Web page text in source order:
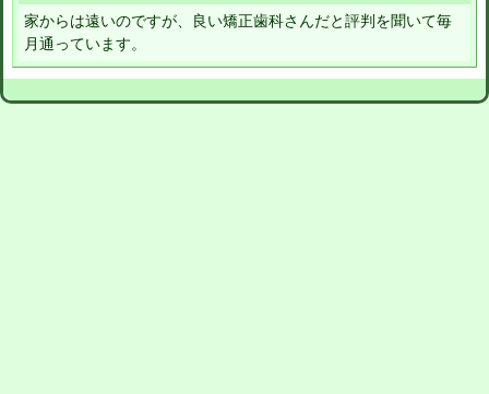
家からは遠いのですが、良い矯正歯科さんだと評判を聞いて毎
月通っています。